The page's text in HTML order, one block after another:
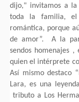
dijo," invitamos a
toda la familia, el
romántica, porque
de amor”. A la
sendos homenajes
quien el intérprete
Así mismo destaco
Lara, es una
tributo a Los